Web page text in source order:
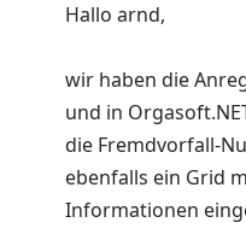
Hallo arnd,
wir haben die
und in
die Fremdvorfall-
ebenfalls ein Grid
Informationen